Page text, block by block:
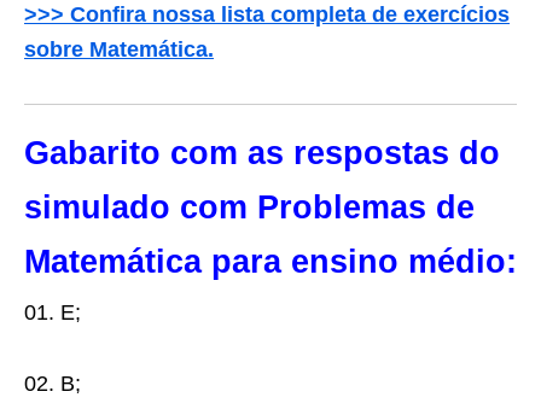
>>> Confira nossa lista completa de exercícios
sobre Matemática.
Gabarito com as respostas do
simulado com Problemas de
Matemática para ensino médio:
01. E;
02. B;